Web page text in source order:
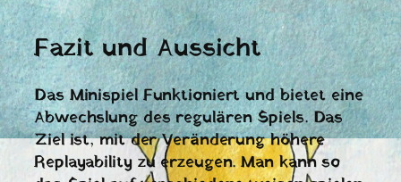
Fazit und Aussicht
Das Minispiel Funktioniert und bietet eine
Abwechslung des regulären Spiels. Das
Ziel ist, mit der Veränderung höhere
Replayability zu erzeugen. Man kann so